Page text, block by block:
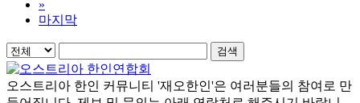
»
마지막
검색
오스트리아 한인 커뮤니티 '재오한인'은 여러분들의 참여로 만